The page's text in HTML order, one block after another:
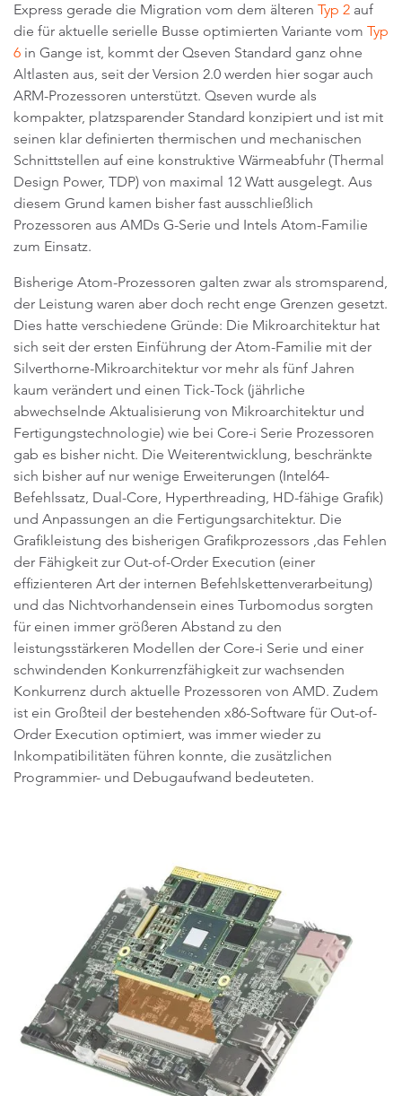
Express gerade die Migration vom dem älteren Typ 2 auf
die für aktuelle serielle Busse optimierten Variante vom Typ
6 in Gange ist, kommt der Qseven Standard ganz ohne
Altlasten aus, seit der Version 2.0 werden hier sogar auch
ARM-Prozessoren unterstützt. Qseven wurde als
kompakter, platzsparender Standard konzipiert und ist mit
seinen klar definierten thermischen und mechanischen
Schnittstellen auf eine konstruktive Wärmeabfuhr (Thermal
Design Power, TDP) von maximal 12 Watt ausgelegt. Aus
diesem Grund kamen bisher fast ausschließlich
Prozessoren aus AMDs G-Serie und Intels Atom-Familie
zum Einsatz.
Bisherige Atom-Prozessoren galten zwar als stromsparend,
der Leistung waren aber doch recht enge Grenzen gesetzt.
Dies hatte verschiedene Gründe: Die Mikroarchitektur hat
sich seit der ersten Einführung der Atom-Familie mit der
Silverthorne-Mikroarchitektur vor mehr als fünf Jahren
kaum verändert und einen Tick-Tock (jährliche
abwechselnde Aktualisierung von Mikroarchitektur und
Fertigungstechnologie) wie bei Core-i Serie Prozessoren
gab es bisher nicht. Die Weiterentwicklung, beschränkte
sich bisher auf nur wenige Erweiterungen (Intel64-
Befehlssatz, Dual-Core, Hyperthreading, HD-fähige Grafik)
und Anpassungen an die Fertigungsarchitektur. Die
Grafikleistung des bisherigen Grafikprozessors ,das Fehlen
der Fähigkeit zur Out-of-Order Execution (einer
effizienteren Art der internen Befehlskettenverarbeitung)
und das Nichtvorhandensein eines Turbomodus sorgten
für einen immer größeren Abstand zu den
leistungsstärkeren Modellen der Core-i Serie und einer
schwindenden Konkurrenzfähigkeit zur wachsenden
Konkurrenz durch aktuelle Prozessoren von AMD. Zudem
ist ein Großteil der bestehenden x86-Software für Out-of-
Order Execution optimiert, was immer wieder zu
Inkompatibilitäten führen konnte, die zusätzlichen
Programmier- und Debugaufwand bedeuteten.